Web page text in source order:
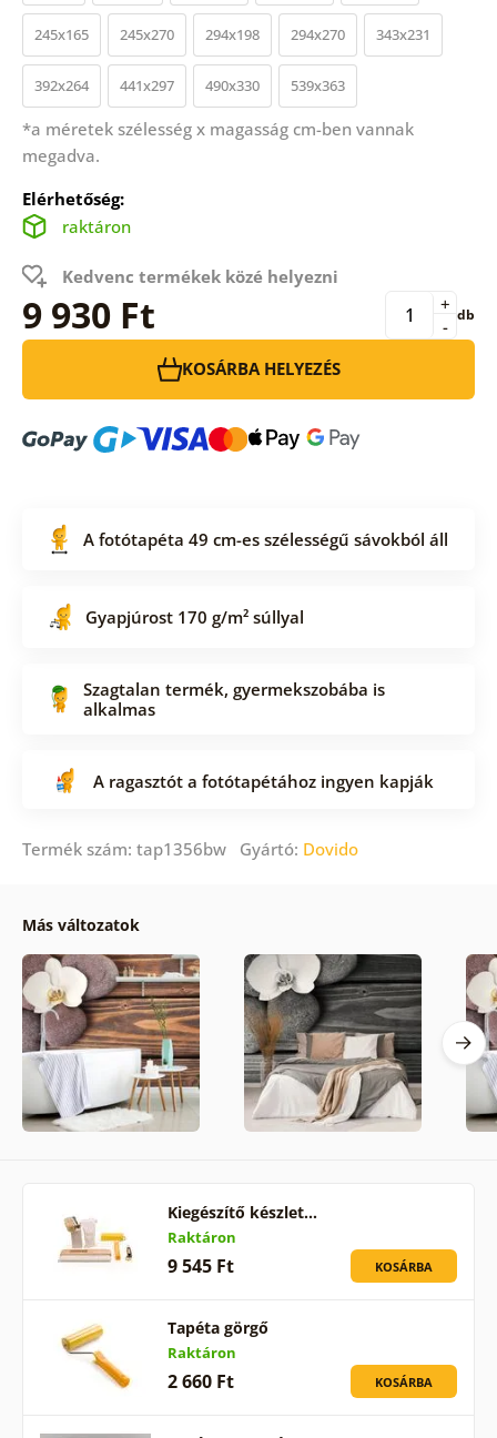
245x165 245x270 294x198 294x270 343x231
392x264 441x297 490x330 539x363
*a méretek szélesség x magasság cm-ben vannak
megadva.
Elérhetőség:
raktáron
Kedvenc termékek közé helyezni
9 930 Ft -
+ db
KOSÁRBA HELYEZÉS
A fotótapéta 49 cm-es szélességű sávokból áll
Gyapjúrost 170 g/m² súllyal
Szagtalan termék, gyermekszobába is
alkalmas
A ragasztót a fotótapétához ingyen kapják
Termék szám: tap1356bw Gyártó: Dovido
Más változatok
Kiegészítő készlet…
Raktáron
9 545 Ft KOSÁRBA
Tapéta görgő
Raktáron
2 660 Ft KOSÁRBA